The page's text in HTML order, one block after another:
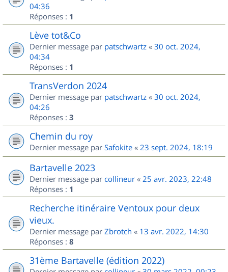
04:36
Réponses : 1
Lève tot&Co
Dernier message par patschwartz « 30 oct. 2024,
04:34
Réponses : 1
TransVerdon 2024
Dernier message par patschwartz « 30 oct. 2024,
04:26
Réponses : 3
Chemin du roy
Dernier message par Safokite « 23 sept. 2024, 18:19
Bartavelle 2023
Dernier message par collineur « 25 avr. 2023, 22:48
Réponses : 1
Recherche itinéraire Ventoux pour deux
vieux.
Dernier message par Zbrotch « 13 avr. 2022, 14:30
Réponses : 8
31ème Bartavelle (édition 2022)